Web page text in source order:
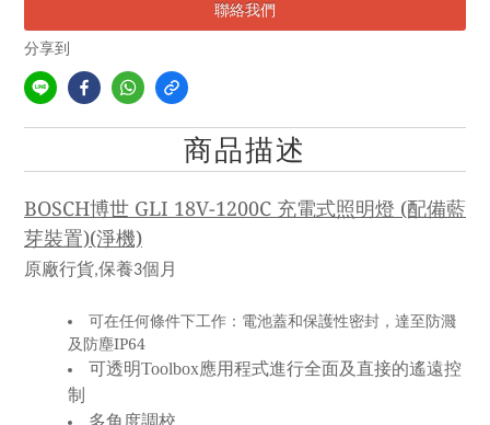
聯絡我們
分享到
商品描述
BOSCH博世 GLI 18V-1200C 充電式照明燈 (配備藍
芽裝置)(淨機)
原廠行貨,保養3個月
可在任何條件下工作：電池蓋和保護性密封，達至防濺
及防塵IP64
可透明Toolbox應用程式進行全面及直接的遙遠控
制
多角度調校